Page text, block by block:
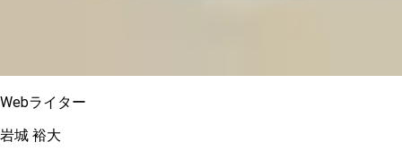
Webライター
岩城 裕大